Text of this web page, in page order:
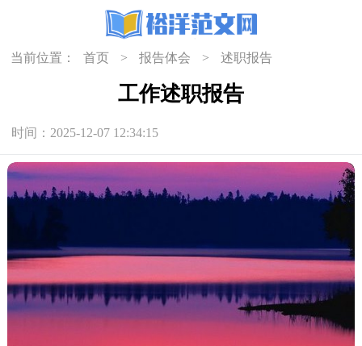
当前位置： 首页 > 报告体会 > 述职报告
工作述职报告
时间：2025-12-07 12:34:15